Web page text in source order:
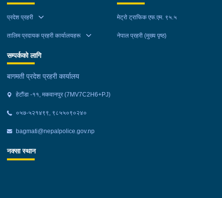
प्रदेश प्रहरी
तालिम प्रदायक प्रहरी कार्यालयहरू
मेट्रो ट्राफिक एफ.एम. ९५.५
नेपाल प्रहरी (मुख्य पृष्ठ)
सम्पर्कको लागि
बागमती प्रदेश प्रहरी कार्यालय
हेटौंडा -११, मकवानपुर (7MV7C2H6+PJ)
०५७-५२१४९९, ९८५५०९०२४०
bagmati@nepalpolice.gov.np
नक्सा स्थान